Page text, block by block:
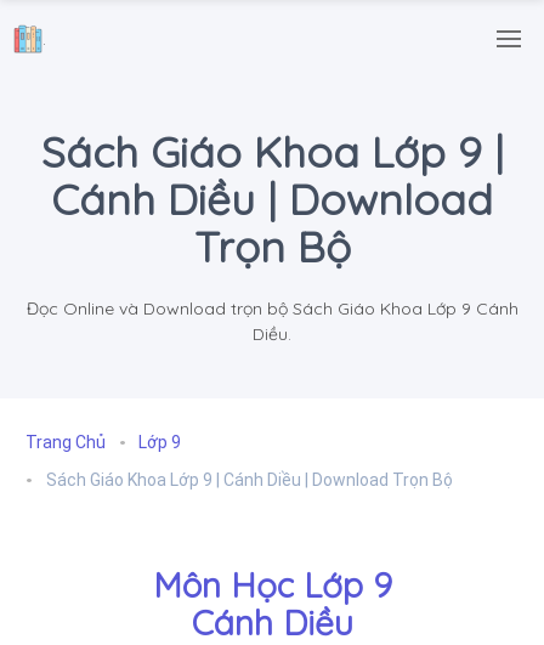
.
Sách Giáo Khoa Lớp 9 |
Cánh Diều | Download
Trọn Bộ
Đọc Online và Download trọn bộ Sách Giáo Khoa Lớp 9 Cánh
Diều.
Trang Chủ
Lớp 9
Sách Giáo Khoa Lớp 9 | Cánh Diều | Download Trọn Bộ
Môn Học Lớp 9
Cánh Diều